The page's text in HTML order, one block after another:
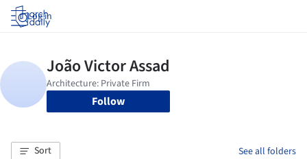
Log in
Follow
Sort See all folders